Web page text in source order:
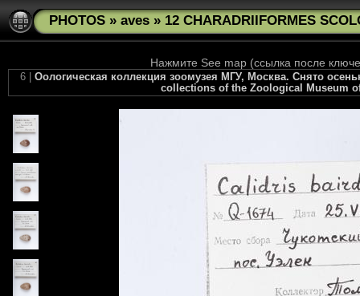
PHOTOS » aves » 12 CHARADRIIFORMES
Нажмите See map (ссылка после
6 | Оологическая коллекция зоомузея МГУ, Москва. Снято
collections of the Zoological Museum